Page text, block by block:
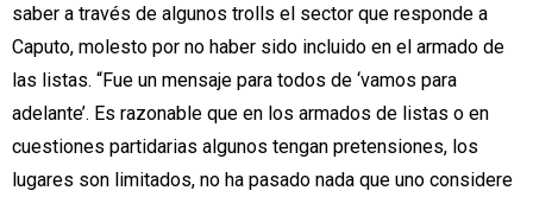
saber a través de algunos trolls el sector que responde a
Caputo, molesto por no haber sido incluido en el armado de
las listas. “Fue un mensaje para todos de ‘vamos para
adelante’. Es razonable que en los armados de listas o en
cuestiones partidarias algunos tengan pretensiones, los
lugares son limitados, no ha pasado nada que uno considere